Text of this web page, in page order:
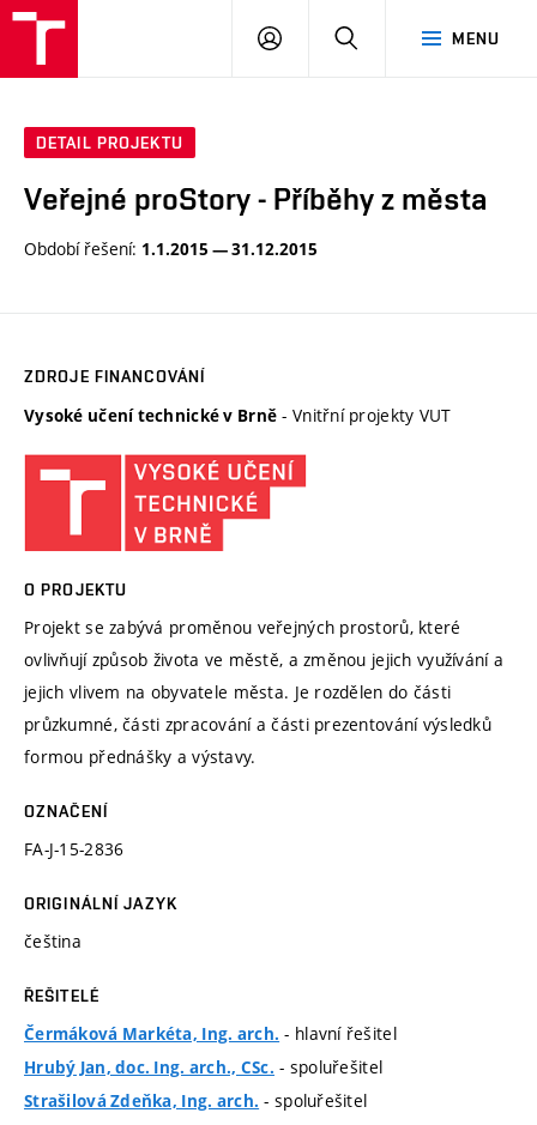
MENU
PŘIHLÁSIT
DETAIL PROJEKTU
Veřejné proStory - Příběhy z města
Období řešení: 1.1.2015 — 31.12.2015
ZDROJE FINANCOVÁNÍ
Vysoké učení technické v Brně - Vnitřní projekty VUT
O PROJEKTU
Projekt se zabývá proměnou veřejných prostorů, které
ovlivňují způsob života ve městě, a změnou jejich využívání a
jejich vlivem na obyvatele města. Je rozdělen do části
průzkumné, části zpracování a části prezentování výsledků
formou přednášky a výstavy.
OZNAČENÍ
FA-J-15-2836
ORIGINÁLNÍ JAZYK
čeština
ŘEŠITELÉ
Čermáková Markéta, Ing. arch. - hlavní řešitel
Hrubý Jan, doc. Ing. arch., CSc. - spoluřešitel
Strašilová Zdeňka, Ing. arch. - spoluřešitel